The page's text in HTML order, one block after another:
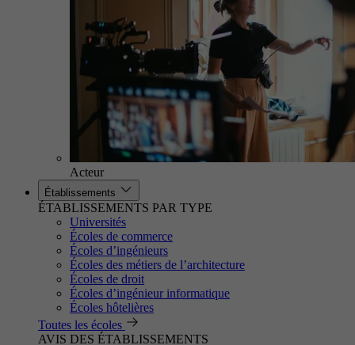
Acteur
Établissements
ÉTABLISSEMENTS PAR TYPE
Universités
Écoles de commerce
Écoles d’ingénieurs
Écoles des métiers de l’architecture
Écoles de droit
Écoles d’ingénieur informatique
Écoles hôtelières
Toutes les écoles
AVIS DES ÉTABLISSEMENTS